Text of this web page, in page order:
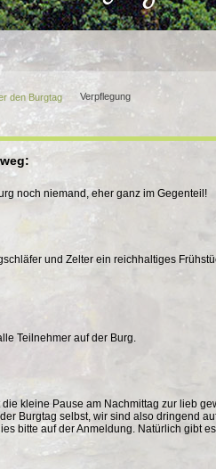
den Burgtag Verpflegung
noch niemand, eher ganz im Gegenteil!
und Zelter ein reichhaltiges
Teilnehmer auf der Burg.
die kleine Pause am Nachmittag zur lieb
Burgtag selbst, wir sind also dringend
bitte auf der Anmeldung. Natürlich gibt